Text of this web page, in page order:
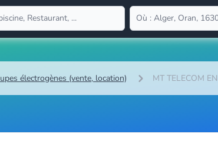
électrogènes (vente, location) MT TELECOM